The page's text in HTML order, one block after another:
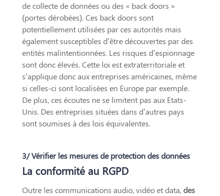
de collecte de données ou des « back doors »
(portes dérobées). Ces back doors sont
potentiellement utilisées par ces autorités mais
également susceptibles d’être découvertes par des
entités malintentionnées. Les risques d’espionnage
sont donc élevés. Cette loi est extraterritoriale et
s’applique donc aux entreprises américaines, même
si celles-ci sont localisées en Europe par exemple.
De plus, ces écoutes ne se limitent pas aux Etats-
Unis. Des entreprises situées dans d’autres pays
sont soumises à des lois équivalentes.
3/ Vérifier les mesures de protection des données
La conformité au RGPD
Outre les communications audio, vidéo et data,des